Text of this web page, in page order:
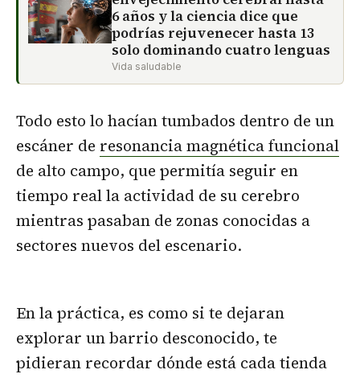
6 años y la ciencia dice que
podrías rejuvenecer hasta 13
solo dominando cuatro lenguas
Vida saludable
Todo esto lo hacían tumbados dentro de un
escáner de resonancia magnética funcional
de alto campo, que permitía seguir en
tiempo real la actividad de su cerebro
mientras pasaban de zonas conocidas a
sectores nuevos del escenario.
En la práctica, es como si te dejaran
explorar un barrio desconocido, te
pidieran recordar dónde está cada tienda